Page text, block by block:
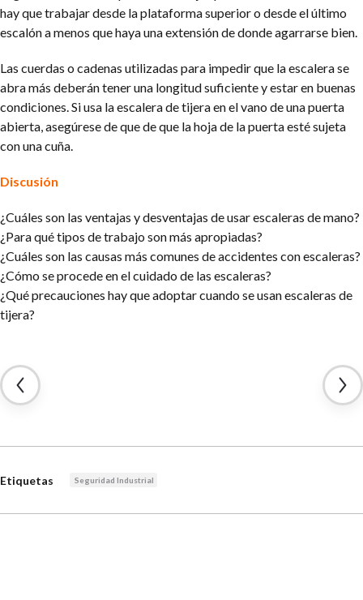
hay que trabajar desde la plataforma superior o desde el último
escalón a menos que haya una extensión de donde agarrarse bien.
Las cuerdas o cadenas utilizadas para impedir que la escalera se
abra más deberán tener una longitud suficiente y estar en buenas
condiciones. Si usa la escalera de tijera en el vano de una puerta
abierta, asegúrese de que de que la hoja de la puerta esté sujeta
con una cuña.
Discusión
¿Cuáles son las ventajas y desventajas de usar escaleras de mano?
¿Para qué tipos de trabajo son más apropiadas?
¿Cuáles son las causas más comunes de accidentes con escaleras?
¿Cómo se procede en el cuidado de las escaleras?
¿Qué precauciones hay que adoptar cuando se usan escaleras de
tijera?
Etiquetas Seguridad Industrial